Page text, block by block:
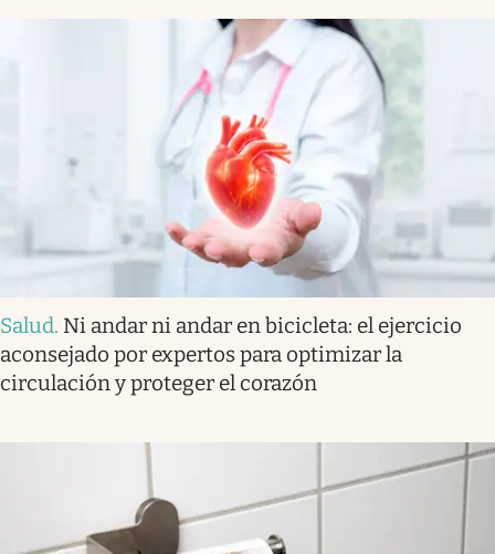
Salud. Ni andar ni andar en bicicleta: el ejercicio
aconsejado por expertos para optimizar la
circulación y proteger el corazón